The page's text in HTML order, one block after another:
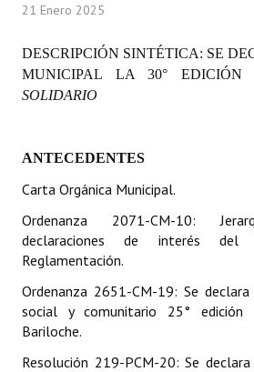
Comisiones Especiales
Concejales Mandato Cumplido
Programas
Constitución Nacional
Constitución Provincial
Carta Orgánica 2007
Reglamento Interno
Digesto
21 Enero 2025
DESCRIPCIÓN SINTÉTICA: SE
MUNICIPAL LA 30°
SOLIDARIO
ANTECEDENTES
Carta Orgánica Municipal.
Ordenanza 2071-CM-10:
declaraciones de interés del
Reglamentación.
Ordenanza 2651-CM-19: Se
social y comunitario 25° edición
Bariloche.
Resolución 219-PCM-20: Se